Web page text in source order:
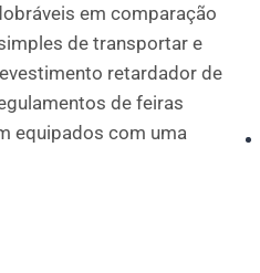
​​em comparação
de transportar e
retardador de
de feiras
equipados com uma